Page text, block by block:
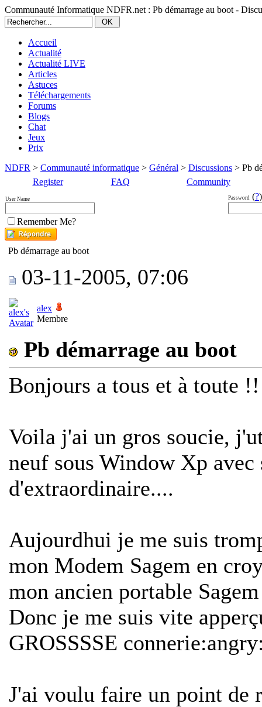
Communauté Informatique NDFR.net : Pb démarrage au boot -
Accueil
Actualité
Actualité LIVE
Articles
Astuces
Téléchargements
Forums
Blogs
Chat
Jeux
Prix
NDFR > Communauté informatique > Général > Discussions > Pb
Register
FAQ Community
User Name Password (?)
Remember Me?
Pb démarrage au boot
03-11-2005, 07:06
alex
Membre
Pb démarrage au boot
Bonjours a tous et à toute
Voila j'ai un gros soucie,
neuf sous Window Xp
d'extraordinaire....
Aujourdhui je me suis
mon Modem Sagem en
mon ancien portable
Donc je me suis vite
GROSSSSE
J'ai voulu faire un point de